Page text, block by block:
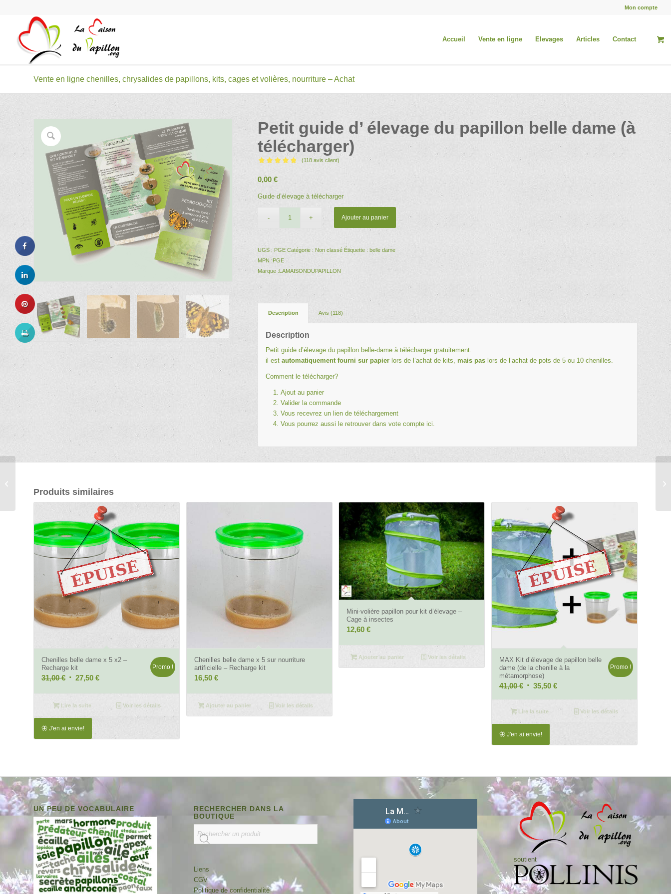
Mon compte
Accueil Vente en ligne Elevages Articles Contact
Vente en ligne chenilles, chrysalides de papillons, kits, cages et volières, nourriture – Achat
Petit guide d’ élevage du papillon belle dame (à
télécharger)
sur 5 basé
116
notations
(118 avis client)
0,00€
Guide d’élevage à télécharger
Ajouter au panier
UGS : PGE Catégorie :Non classé Étiquette :belle dame
MPN :PGE
Marque :LAMAISONDUPAPILLON
Description Avis (118)
Description
Petit guide d’élevage du papillon belle-dame à télécharger gratuitement.
il estautomatiquement fourni sur papier lors de l’achat de kits,mais pas lors de l’achat de pots de 5 ou 10 chenilles.
Comment le télécharger?
Ajout au panier
Valider la commande
Vous recevrez un lien de téléchargement
Vous pourrez aussi le retrouver dans vote compteici.
Produits similaires
Chenilles belle dame x 5 x2 –
Recharge kit
31,00€ Le
31,00 €.
27,50 €Le
actuel
Promo !
Lire la suite Voir les détails
🦋 J'en ai envie!
Chenilles belle dame x 5 sur nourriture
artificielle – Recharge kit
16,50 €
Ajouter au panier Voir les détails
Mini-volière papillon pour kit d’élevage –
Cage à insectes
12,60€
Ajouter au panier Voir les détails
MAX Kit d’élevage de papillon belle
dame (de la chenille à la
métamorphose)
41,00€ Le
initial
41,00 €.
35,50 €Le
actuel
Promo !
Lire la suite Voir les détails
🦋 J'en ai envie!
UN PEU DE VOCABULAIRE
RECHERCHER DANS LA
BOUTIQUE
Liens
CGV
Politique de confidentialité
soutient
Ver à soie – 12